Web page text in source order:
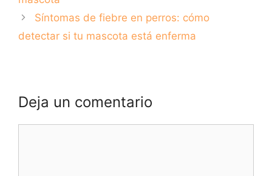
Síntomas de fiebre en perros: cómo
detectar si tu mascota está enferma
Deja un comentario